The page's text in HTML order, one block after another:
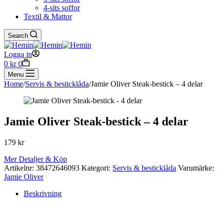
4-sits soffor
Textil & Mattor
Search
Logga in
Shopping
cart
0 kr 0
Menu
Home/Servis & besticklåda/Jamie Oliver Steak-bestick – 4 delar
Jamie Oliver Steak-bestick – 4 delar
179 kr
Mer Detaljer & Köp
Artikelnr: 38472646093 Kategori: Servis & besticklåda Varumärke:
Jamie Oliver
Beskrivning